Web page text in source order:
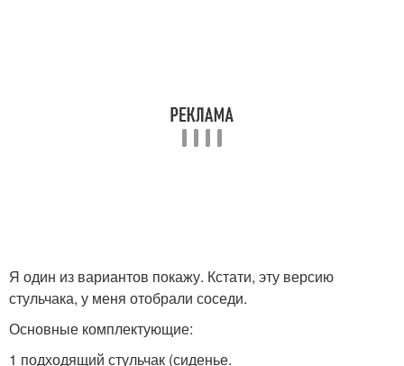
Я один из вариантов покажу. Кстати, эту версию
стульчака, у меня отобрали соседи.
Основные комплектующие:
1 подходящий стульчак (сиденье.